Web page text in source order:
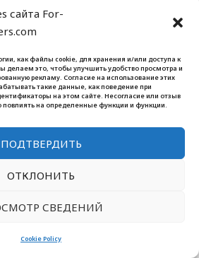
сайта For-
как файлы cookie, для хранения и/или доступа к
делаем это, чтобы улучшить удобство просмотра и
рекламу. Согласие на использование этих
такие данные, как поведение при
на этом сайте. Несогласие или отзыв
повлиять на определенные функции и функции.
ПОДТВЕРДИТЬ
ОТКЛОНИТЬ
СВЕДЕНИЙ
Cookie Policy